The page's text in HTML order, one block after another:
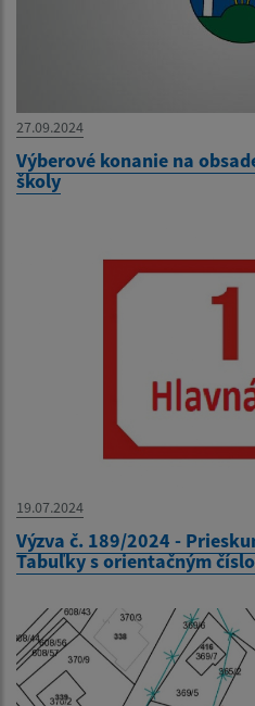
27.09.2024
Výberové konanie na
školy
19.07.2024
Výzva č. 189/2024 -
Tabuľky s orientačným